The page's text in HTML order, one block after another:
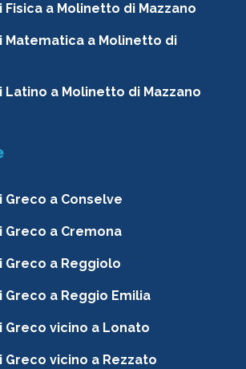
a Molinetto di Mazzano
Matematica a Molinetto di
a Molinetto di Mazzano
a Conselve
a Cremona
a Reggiolo
a Reggio Emilia
vicino a Lonato
vicino a Rezzato